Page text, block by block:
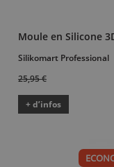
Moule en Silicone
Silikomart Professional
25,95 €
+ d’infos